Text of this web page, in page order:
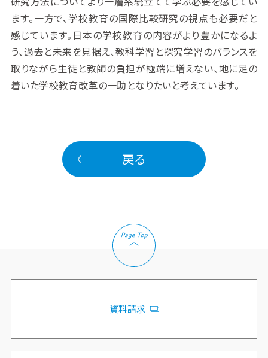
ます。一方で、学校教育の国際比較研究の視点も必要だと
感じています。日本の学校教育の内容がより豊かになるよ
う、過去と未来を見据え、教科学習と探究学習のバランスを
取りながら生徒と教師の負担が極端に増えない、地に足の
着いた学校教育改革の一助となりたいと考えています。
戻る
資料請求